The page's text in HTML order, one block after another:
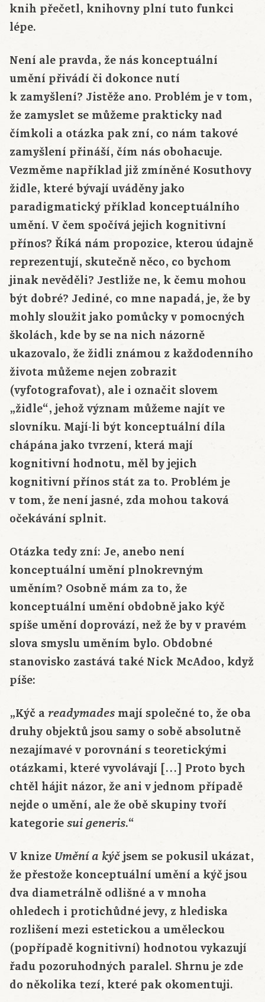
knih přečetl, knihovny plní tuto funkci
lépe.
Není ale pravda, že nás konceptuální
umění přivádí či dokonce nutí
k zamyšlení? Jistěže ano. Problém je v tom,
že zamyslet se můžeme prakticky nad
čímkoli a otázka pak zní, co nám takové
zamyšlení přináší, čím nás obohacuje.
Vezměme například již zmíněné Kosuthovy
židle, které bývají uváděny jako
paradigmatický příklad konceptuálního
umění. V čem spočívá jejich kognitivní
přínos? Říká nám propozice, kterou údajně
reprezentují, skutečně něco, co bychom
jinak nevěděli? Jestliže ne, k čemu mohou
být dobré? Jediné, co mne napadá, je, že by
mohly sloužit jako pomůcky v pomocných
školách, kde by se na nich názorně
ukazovalo, že židli známou z každodenního
života můžeme nejen zobrazit
(vyfotografovat), ale i označit slovem
„židle“, jehož význam můžeme najít ve
slovníku. Mají-li být konceptuální díla
chápána jako tvrzení, která mají
kognitivní hodnotu, měl by jejich
kognitivní přínos stát za to. Problém je
v tom, že není jasné, zda mohou taková
očekávání splnit.
Otázka tedy zní: Je, anebo není
konceptuální umění plnokrevným
uměním? Osobně mám za to, že
konceptuální umění obdobně jako kýč
spíše umění doprovází, než že by v pravém
slova smyslu uměním bylo. Obdobné
stanovisko zastává také Nick McAdoo, když
píše:
„Kýč a readymades mají společné to, že oba
druhy objektů jsou samy o sobě absolutně
nezajímavé v porovnání s teoretickými
otázkami, které vyvolávají […] Proto bych
chtěl hájit názor, že ani v jednom případě
nejde o umění, ale že obě skupiny tvoří
kategorie sui generis.“
V knize Umění a kýč jsem se pokusil ukázat,
že přestože konceptuální umění a kýč jsou
dva diametrálně odlišné a v mnoha
ohledech i protichůdné jevy, z hlediska
rozlišení mezi estetickou a uměleckou
(popřípadě kognitivní) hodnotou vykazují
řadu pozoruhodných paralel. Shrnu je zde
do několika tezí, které pak okomentuji.